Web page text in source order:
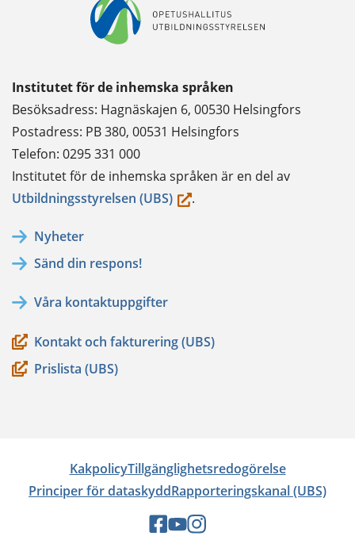
Institutet för de inhemska språken
Besöksadress: Hagnäskajen 6, 00530 Helsingfors
Postadress: PB 380, 00531 Helsingfors
Telefon: 0295 331 000
Institutet för de inhemska språken är en del av
Utbildningsstyrelsen (UBS)(du.
Nyheter
Sänd din respons!
Våra kontaktuppgifter
Kontakt och fakturering (UBS)
Prislista (UBS)
KakpolicyTillgänglighetsredogörelse
Principer för dataskyddRapporteringskanal (UBS)
Sociala
Sociala
Sociala